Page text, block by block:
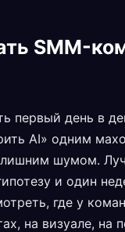
SMM-
первый день в
AI» одним
лишним шумом.
и один
где у
на визуале, на